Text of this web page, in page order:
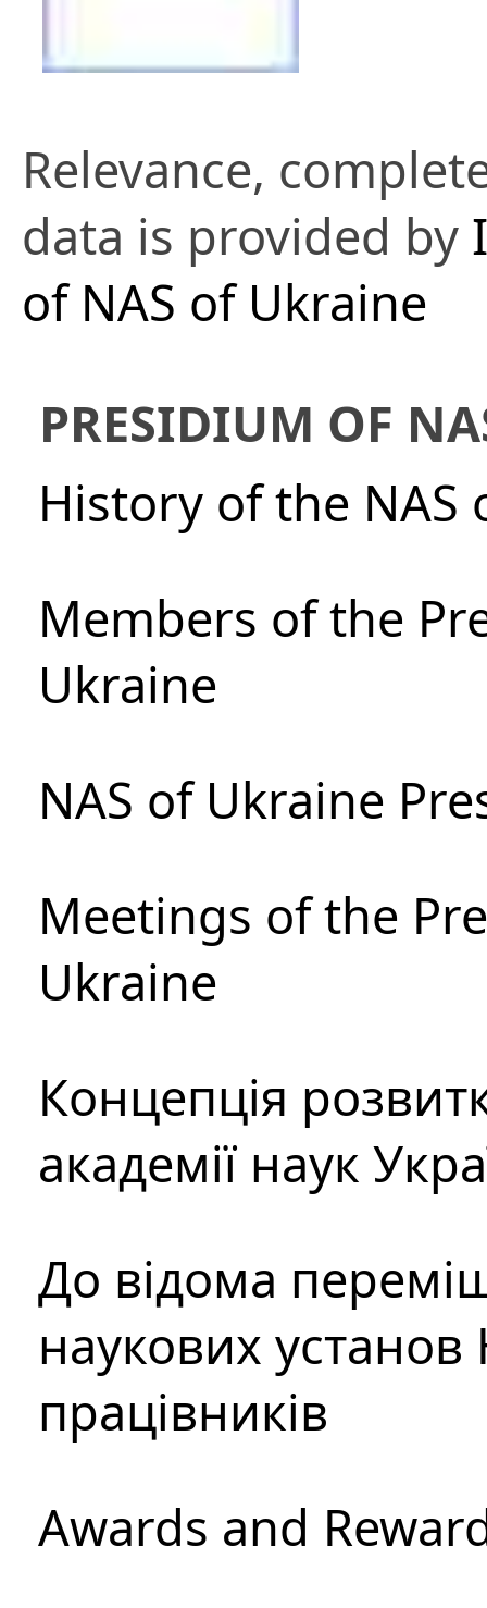
Relevance,
data is provided by
of NAS of Ukraine
PRESIDIUM OF
History of the NAS
Members of the
Ukraine
NAS of Ukraine
Meetings of the
Ukraine
Концепція
академії наук
До відома
наукових установ
працівників
Awards and